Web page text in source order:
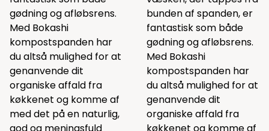
gødning og afløbsrens.
Med Bokashi
kompostspanden har
du altså mulighed for at
genanvende dit
organiske affald fra
køkkenet og komme af
med det på en naturlig,
bunden af spanden, er
fantastisk som både
gødning og afløbsrens.
Med Bokashi
kompostspanden har
du altså mulighed for at
genanvende dit
organiske affald fra